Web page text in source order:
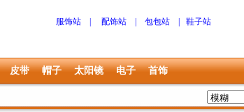
服饰站 配饰站 包包站 鞋子站
皮带 帽子 太阳镜 电子 首饰